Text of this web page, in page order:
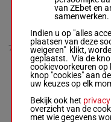
7
Ms Renee
Forrest-Kevin
Backshall
R/10 -54.5 kg
5p (22) 5p 12p
9p 5p 4p 5p 3p
1p 4p 9p 4p
R/10kg
MISTINGUETTE
van ZEbet en
samenwerken.
Indien u op "alles
plaatsen van deze
weigeren" klikt,
geplaatst. Via de
cookievoorkeuren op
knop "cookies" aan
uw keuzes op elk
Bekijk ook het
overzicht van de
met wie gegevens